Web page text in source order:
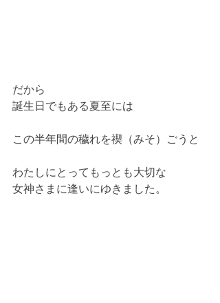
だから
誕生日でもある夏至には
この半年間の穢れを禊（みそ）ごうと
わたしにとってもっとも大切な
女神さまに逢いにゆきました。